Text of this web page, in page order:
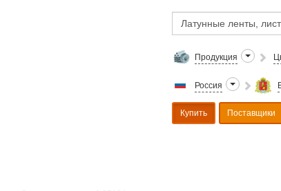
Продукция
Россия
Купить Поставщики